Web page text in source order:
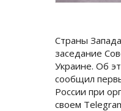
Страны
заседание
Украине. Об
сообщил
России при
своем